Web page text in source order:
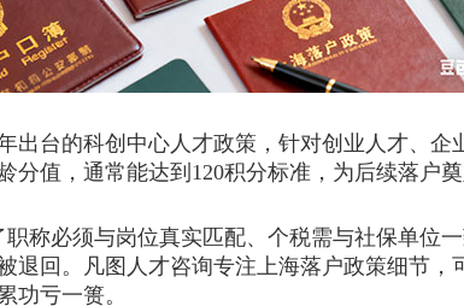
台的科创中心人才政策，针对创业人才、企
值，通常能达到120积分标准，为后续落户奠
必须与岗位真实匹配、个税需与社保单位
退回。凡图人才咨询专注上海落户政策细节
功亏一篑。